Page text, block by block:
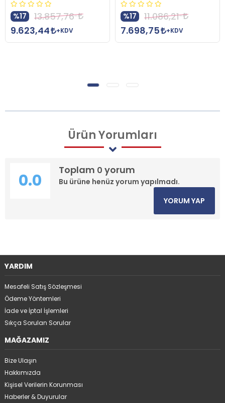
%17
13.857,76
9.623,44
+KDV
%17
11.086,21
7.698,75
+KDV
ÜrünYorumları
Toplam 0 yorum
Bu ürüne henüz yorum yapılmadı.
0.0
YORUM YAP
YARDIM
Mesafeli Satış Sözleşmesi
Ödeme Yöntemleri
İade ve İptal İşlemleri
Sıkça Sorulan Sorular
MAĞAZAMIZ
Bize Ulaşın
Hakkımızda
Kişisel Verilerin Korunması
Haberler & Duyurular